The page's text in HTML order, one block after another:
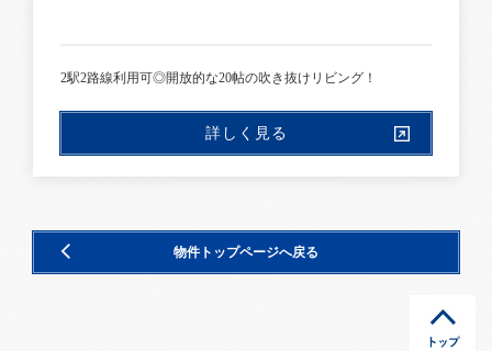
2駅2路線利用可◎開放的な20帖の吹き抜けリビング！
詳しく見る
物件トップページへ戻る